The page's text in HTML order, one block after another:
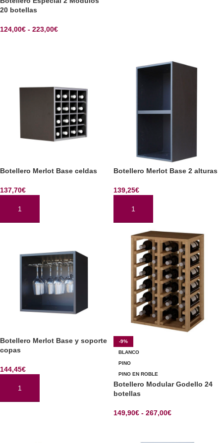
20 botellas
124,00€ - 223,00€
Botellero Merlot Base celdas
137,70€
AÑADIR AL CARRITO
Botellero Merlot Base 2 alturas
139,25€
AÑADIR AL CARRITO
Botellero Merlot Base y soporte
copas
144,45€
AÑADIR AL CARRITO
-9%
BLANCO
PINO
PINO EN ROBLE
Botellero Modular Godello 24
botellas
149,90€ - 267,00€